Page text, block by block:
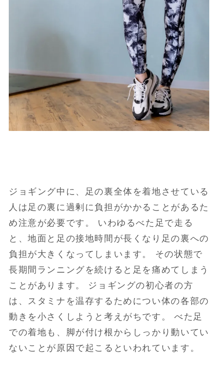
ジョギング中に、足の裏全体を着地させている
人は足の裏に過剰に負担がかかることがあるた
め注意が必要です。 いわゆるべた足で走る
と、地面と足の接地時間が長くなり足の裏への
負担が大きくなってしまいます。 その状態で
長期間ランニングを続けると足を痛めてしまう
ことがあります。 ジョギングの初心者の方
は、スタミナを温存するためについ体の各部の
動きを小さくしようと考えがちです。 べた足
での着地も、脚が付け根からしっかり動いてい
ないことが原因で起こるといわれています。